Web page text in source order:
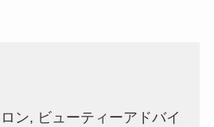
ン, ビューティーアドバイ